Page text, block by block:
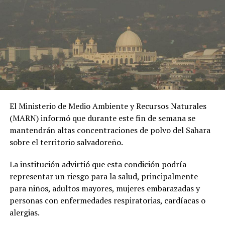
extramatrimoniales y el uso de material íntimo como
herramienta de chantaje.
#OPINE. El Gaula de la
Policía capturó en
Ibagué a una joven de
19 años señalada de
extorsionar al hombre
con quien sostuvo una
relación
extramatrimonial, a
quien amenazaba con
exponer material íntimo
y contarle a su esposa
El Ministerio de Medio Ambiente y Recursos Naturales
(MARN) informó que durante este fin de semana se
mantendrán altas concentraciones de polvo del Sahara
sobre el territorio salvadoreño.
La institución advirtió que esta condición podría
representar un riesgo para la salud, principalmente
para niños, adultos mayores, mujeres embarazadas y
personas con enfermedades respiratorias, cardíacas o
alergias.